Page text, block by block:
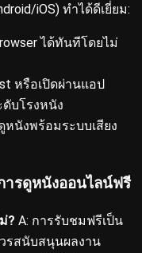
iOS) ทำได้ดีเยี่ยม:
ได้ทันทีโดยไม่
หรือเปิดผ่านแอป
ดับโรงหนัง
หนังพร้อมระบบเสียง
ารดูหนังออนไลน์ฟรี
? A: การรับชมฟรีเป็น
รสนับสนุนผลงาน